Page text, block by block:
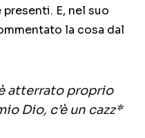
E, nel suo
la cosa dal
atterrato proprio
Dio, c’è un cazz*